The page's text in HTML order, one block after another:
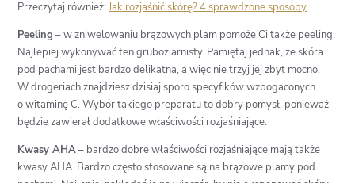
Przeczytaj również:Jak rozjaśnić skórę? 4 sprawdzone sposoby
Peeling – w zniwelowaniu brązowych plam pomoże Ci także peeling.
Najlepiej wykonywać ten gruboziarnisty. Pamiętaj jednak, że skóra
pod pachami jest bardzo delikatna, a więc nie trzyj jej zbyt mocno.
W drogeriach znajdziesz dzisiaj sporo specyfików wzbogaconych
o witaminę C. Wybór takiego preparatu to dobry pomysł, ponieważ
będzie zawierał dodatkowe właściwości rozjaśniające.
Kwasy AHA– bardzo dobre właściwości rozjaśniające mają także
kwasy AHA. Bardzo często stosowane są na brązowe plamy pod